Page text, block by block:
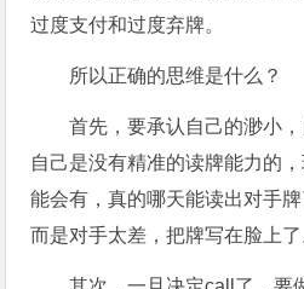
过度支付和过度弃牌。
所以正确的思维是什么？
首先，要承认自己的渺小
自己是没有精准的读牌能力的
能会有，真的哪天能读出对手
而是对手太差，把牌写在脸上了